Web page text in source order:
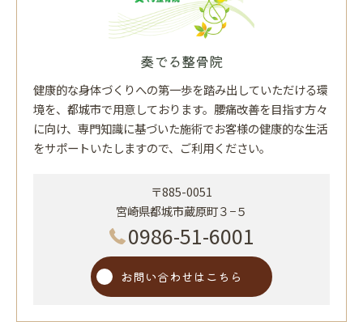
奏でる整骨院
健康的な身体づくりへの第一歩を踏み出していただける環
境を、都城市で用意しております。腰痛改善を目指す方々
に向け、専門知識に基づいた施術でお客様の健康的な生活
をサポートいたしますので、ご利用ください。
〒885-0051
宮崎県都城市蔵原町３−５
0986-51-6001
お問い合わせはこちら